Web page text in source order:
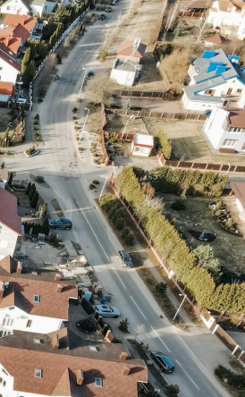
forma inteligente, sin tropiezos, y
asegurarte de que tu construcción será